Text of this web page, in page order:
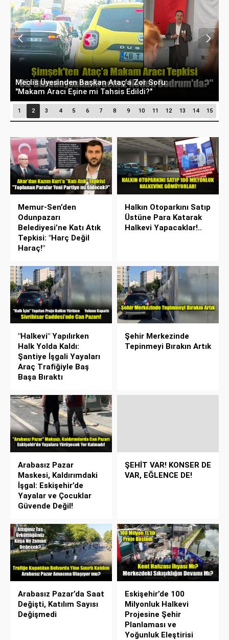
Eskişehir’de Su Fiyatları Rekora Koşuyor: İnşaat
Suyu 100 TL Sınırını Aştı!
1 2 3 4 5 6 7 8 9 10 11 12 13 14 15
Memur-Sen’den
Odunpazarı
Belediyesi’ne Katı Atık
Tepkisi: "Harç Değil
Haraç!"
Halkın Otoparkını Satıp
Üstüne Para Katarak
Halkevi Yapacaklar!..
"Halkevi" Yapılırken
Halk Yolda Kaldı:
Şantiye İşgali Yayaları
Araç Trafiğiyle Baş
Başa Bıraktı
Şehir Merkezinde
Tepinmeyi Bırakın Artık
Arabasız Pazar
Maskesi, Kaldırımdaki
İşgal: Eskişehir’de
Yayalar ve Çocuklar
Güvende Değil!
ŞEHİT VAR! KONSER DE
VAR, EĞLENCE DE!
Arabasız Pazar’da Saat
Değişti, Katılım Sayısı
Değişmedi
Eskişehir’de 100
Milyonluk Halkevi
Projesine Şehir
Planlaması ve
Yoğunluk Eleştirisi